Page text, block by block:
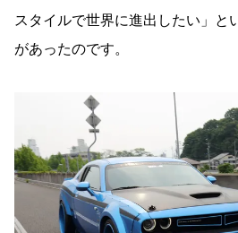
スタイルで世界に進出したい」と
があったのです。